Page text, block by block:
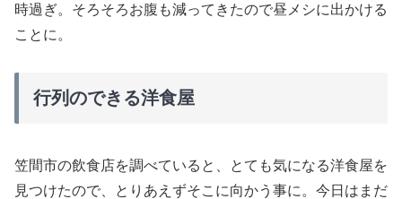
時過ぎ。そろそろお腹も減ってきたので昼メシに出かける
ことに。
行列のできる洋食屋
笠間市の飲食店を調べていると、とても気になる洋食屋を
見つけたので、とりあえずそこに向かう事に。今日はまだ